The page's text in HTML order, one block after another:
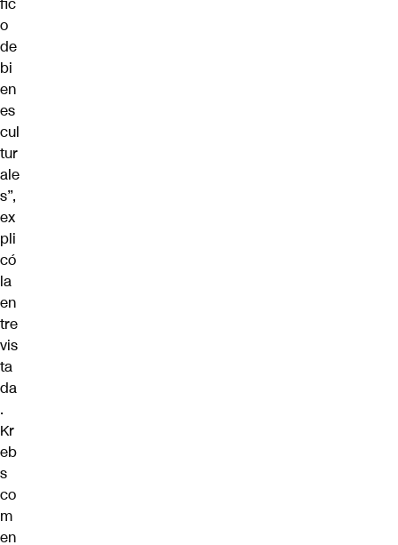
fic
o
de
bi
en
es
cul
tur
ale
s”,
ex
pli
có
la
en
tre
vis
ta
da
.
Kr
eb
s
co
m
en